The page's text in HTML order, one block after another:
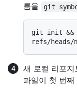
름을
git
git init &&
새 로컬 리포지
파일이 첫 번